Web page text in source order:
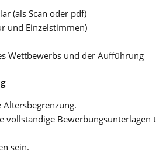
(als Scan oder pdf)
und Einzelstimmen)
Wettbewerbs und der Aufführung
vollständige Bewerbungsunterlagen
sein.